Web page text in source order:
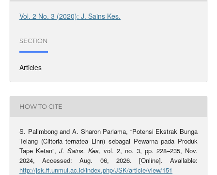
Vol. 2 No. 3 (2020): J. Sains Kes.
SECTION
Articles
HOW TO CITE
S. Palimbong and A. Sharon Pariama, “Potensi Ekstrak Bunga
Telang (Clitoria ternatea Linn) sebagai Pewarna pada Produk
Tape Ketan”, J. Sains. Kes, vol. 2, no. 3, pp. 228–235, Nov.
2024, Accessed: Aug. 06, 2026. [Online]. Available:
http://jsk.ff.unmul.ac.id/index.php/JSK/article/view/151